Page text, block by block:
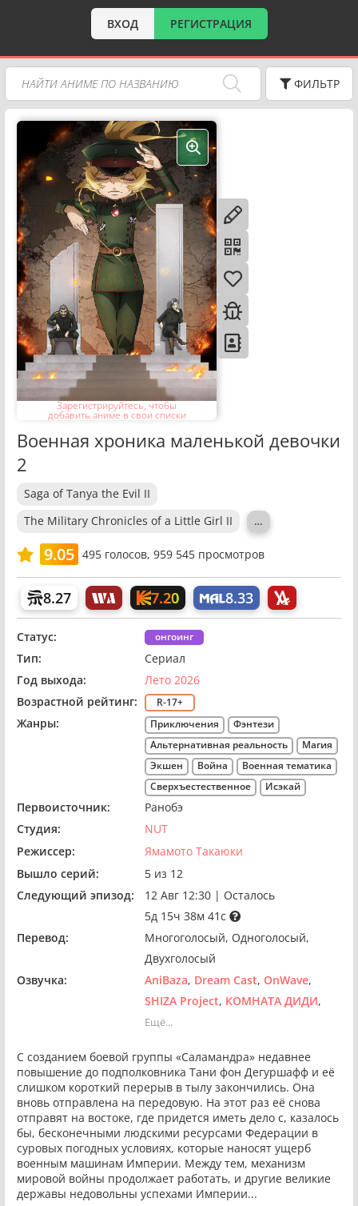
ВХОД РЕГИСТРАЦИЯ
ФИЛЬТР
Зарегистрируйтесь, чтобы
добавить аниме в свои списки
Военная хроника маленькой девочки
2
Saga of Tanya the Evil II
The Military Chronicles of a Little Girl II
…
9.05 495голосов, 959 545 просмотров
8.27 7.20 8.33
Статус: онгоинг
Тип:
Сериал
Год выхода:
Лето 2026
Возрастной рейтинг:
R-17+
Жанры: Приключения
Фэнтези
Альтернативная реальность
Магия
Экшен
Война
Военная тематика
Сверхъестественное
Исэкай
Первоисточник:
Ранобэ
Студия:
NUT
Режиссер:
Ямамото Такаюки
Вышло серий:
5 из 12
Следующий эпизод:
12 Авг 12:30 | Осталось
5д 15ч 38м 41с
Перевод:
Многоголосый Одноголосый
Двухголосый
Озвучка:
AniBaza Dream Cast OnWave
SHIZA Project КОМНАТА ДИДИ
Ещё...
С созданием боевой группы «Саламандра» недавнее
повышение до подполковника Тани фон Дегуршафф и её
слишком короткий перерыв в тылу закончились. Она
вновь отправлена на передовую. На этот раз её снова
отправят на востоке, где придется иметь дело с, казалось
бы, бесконечными людскими ресурсами Федерации в
суровых погодных условиях, которые наносят ущерб
военным машинам Империи. Между тем, механизм
мировой войны продолжает работать, и другие великие
державы недовольны успехами Империи...